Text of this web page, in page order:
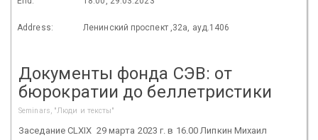
Address: Ленинский проспект ,32а, ауд.1406
Документы фонда СЭВ: от
бюрократии до беллетристики
Seminars, "Люди и тексты"
Заседание CLXIX 29 марта 2023 г. в 16.00 Липкин Михаил